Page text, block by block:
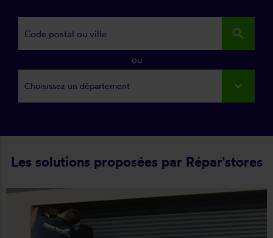
search
ou
Choisissez un département
Les solutions proposées par Répar'stores